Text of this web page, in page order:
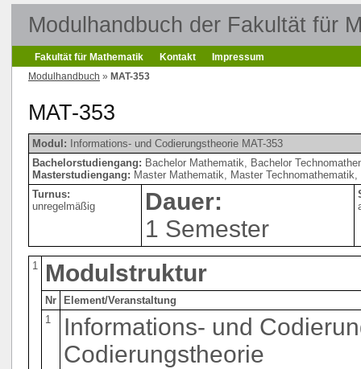
Modulhandbuch der Fakultät für
Fakultät für Mathematik Kontakt
Impressum
Modulhandbuch » MAT-353
MAT-353
Modul: Informations- und Codierungstheorie MAT-353
Bachelorstudiengang: Bachelor Mathematik, Bachelor
Masterstudiengang: Master Mathematik, Master
Turnus:
unregelmäßig
Dauer:
1 Semester
1 Modulstruktur
Nr
Element/Veranstaltung
1
Informations- und
Codierungstheorie